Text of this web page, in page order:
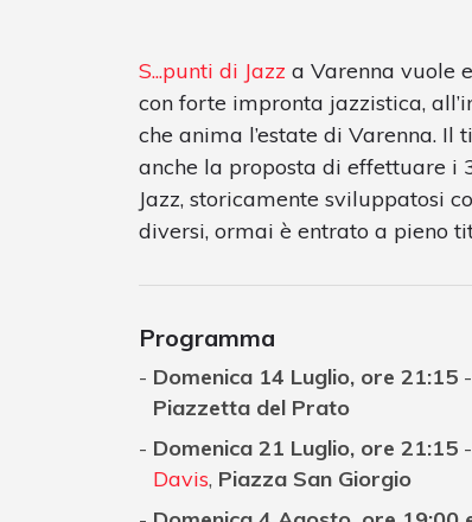
S...punti di Jazz a Varenna vuole
con forte impronta jazzistica,
che anima l’estate di Varenna. Il
anche la proposta di effettuare i
Jazz, storicamente sviluppatosi
diversi, ormai è entrato a pieno
Programma
Domenica 14 Luglio, ore 21:15 -
Piazzetta del Prato
Domenica 21 Luglio, ore 21:15 -
Davis, Piazza San Giorgio